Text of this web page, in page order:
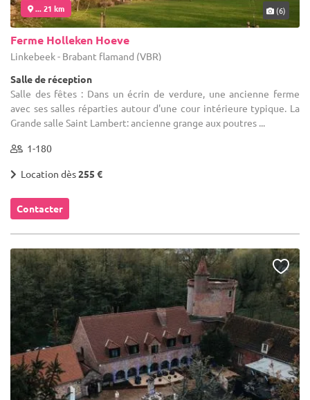
... 21 km (6)
Ferme Holleken Hoeve
Linkebeek - Brabant flamand (VBR)
Salle de réception
Salle des fêtes : Dans un écrin de verdure, une ancienne ferme
avec ses salles réparties autour d'une cour intérieure typique. La
Grande salle Saint Lambert: ancienne grange aux poutres ...
1-180
Location dès255 €
Contacter